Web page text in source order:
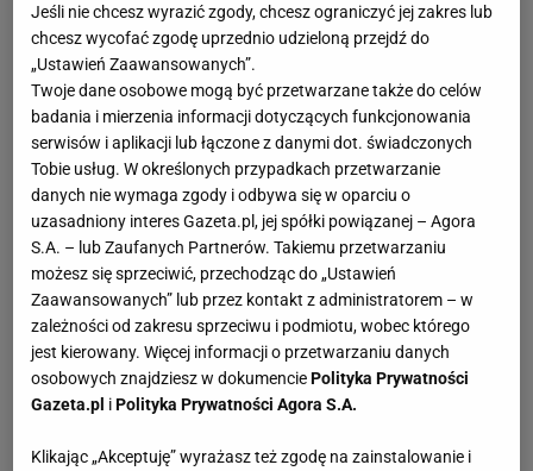
Jeśli nie chcesz wyrazić zgody, chcesz ograniczyć jej zakres lub
chcesz wycofać zgodę uprzednio udzieloną przejdź do
„Ustawień Zaawansowanych”.
Twoje dane osobowe mogą być przetwarzane także do celów
badania i mierzenia informacji dotyczących funkcjonowania
serwisów i aplikacji lub łączone z danymi dot. świadczonych
Tobie usług. W określonych przypadkach przetwarzanie
danych nie wymaga zgody i odbywa się w oparciu o
uzasadniony interes Gazeta.pl, jej spółki powiązanej – Agora
S.A. – lub Zaufanych Partnerów. Takiemu przetwarzaniu
możesz się sprzeciwić, przechodząc do „Ustawień
Zaawansowanych” lub przez kontakt z administratorem – w
zależności od zakresu sprzeciwu i podmiotu, wobec którego
jest kierowany. Więcej informacji o przetwarzaniu danych
osobowych znajdziesz w dokumenciePolityka Prywatności
Gazeta.pl iPolityka Prywatności Agora S.A.
Klikając „Akceptuję” wyrażasz też zgodę na zainstalowanie i